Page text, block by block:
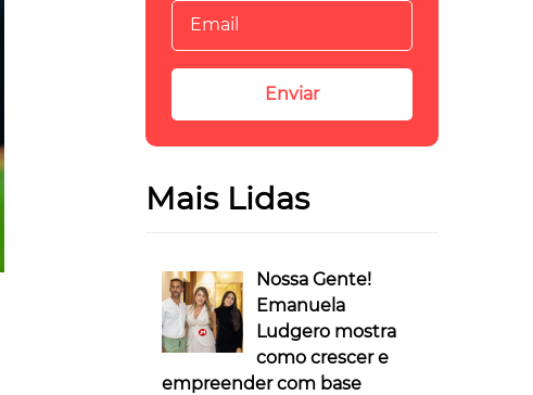
Mais Lidas
Nossa Gente!
Emanuela
Ludgero mostra
como crescer e
empreender com base